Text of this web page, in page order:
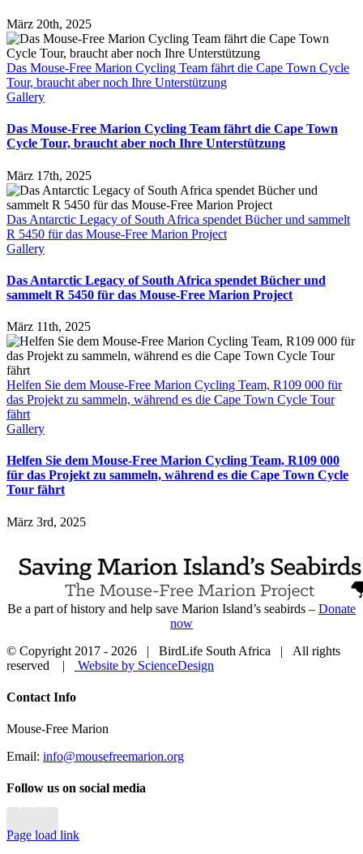
März 20th, 2025
Das Mouse-Free Marion Cycling Team fährt die Cape Town Cycle
Tour, braucht aber noch Ihre Unterstützung
Gallery
Das Mouse-Free Marion Cycling Team fährt die Cape Town
Cycle Tour, braucht aber noch Ihre Unterstützung
März 17th, 2025
Das Antarctic Legacy of South Africa spendet Bücher und sammelt
R 5450 für das Mouse-Free Marion Project
Gallery
Das Antarctic Legacy of South Africa spendet Bücher und
sammelt R 5450 für das Mouse-Free Marion Project
März 11th, 2025
Helfen Sie dem Mouse-Free Marion Cycling Team, R109 000 für
das Projekt zu sammeln, während es die Cape Town Cycle Tour
fährt
Gallery
Helfen Sie dem Mouse-Free Marion Cycling Team, R109 000
für das Projekt zu sammeln, während es die Cape Town Cycle
Tour fährt
März 3rd, 2025
Be a part of history and help save Marion Island’s seabirds – Donate
now
© Copyright 2017 - 2026 | BirdLife South Africa | All rights
reserved |
Website by ScienceDesign
Close
Bar
Contact Info
Mouse-Free Marion
Email: info@mousefreemarion.org
Follow us on social media
Page load link